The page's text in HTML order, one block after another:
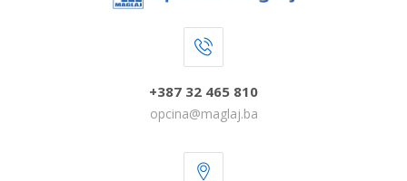
+387 32 465 810
opcina@maglaj.ba